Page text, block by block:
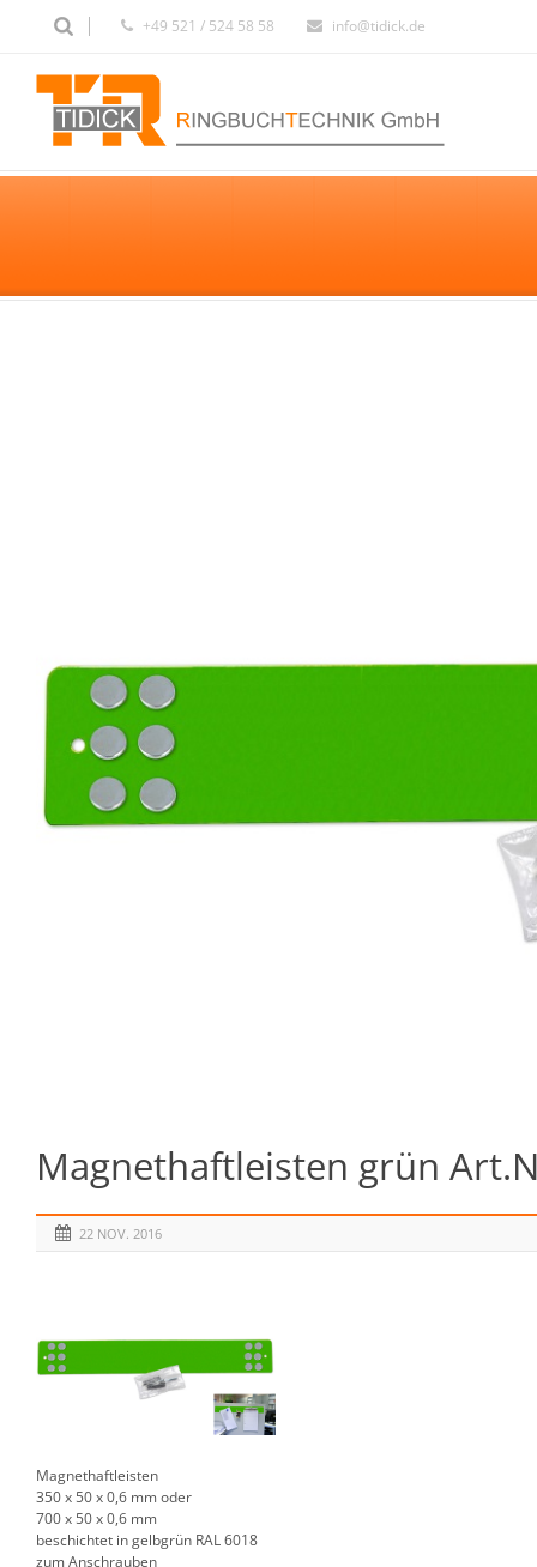
+49 521 / 524 58 58 info@tidick.de
Magnethaftleisten grün
22 NOV. 2016
Magnethaftleisten
350 x 50 x 0,6 mm oder
700 x 50 x 0,6 mm
beschichtet in gelbgrün RAL 6018
zum Anschrauben